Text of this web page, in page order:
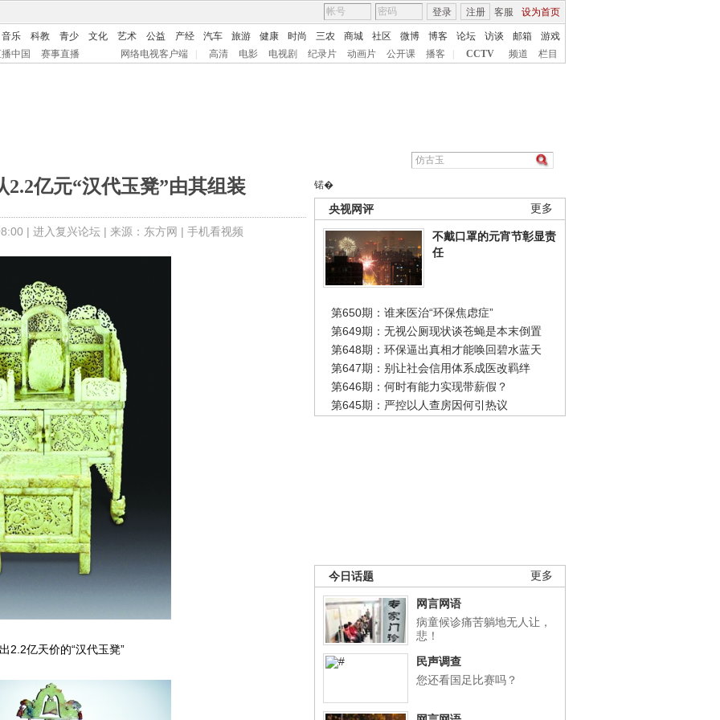
客服 设为首页
登录 注册
音乐 科教 青少 文化 艺术 公益 产经 汽车 旅游 健康 时尚 三农 商城 社区 微博 博客 论坛 访谈 邮箱
游戏
中国
赛事直播 网络电视客户端 高清 电影 电视剧 纪录片 动画片 公开课 播客 CCTV 频道 栏目
2.2亿元“汉代玉凳”由其组装
| 进入复兴论坛| 来源：东方网 | 手机看视频
锘�
更多
央视网评
不戴口罩的元宵节彰显责
任
第650期：谁来医治“环保焦虑症”
第649期：无视公厕现状谈苍蝇是本末倒置
第648期：环保逼出真相才能唤回碧水蓝天
第647期：别让社会信用体系成医改羁绊
第646期：何时有能力实现带薪假？
第645期：严控以人查房因何引热议
更多
今日话题
网言网语
病童候诊痛苦躺地无人让，
悲！
民声调查
您还看国足比赛吗？
2.2亿天价的“汉代玉凳”